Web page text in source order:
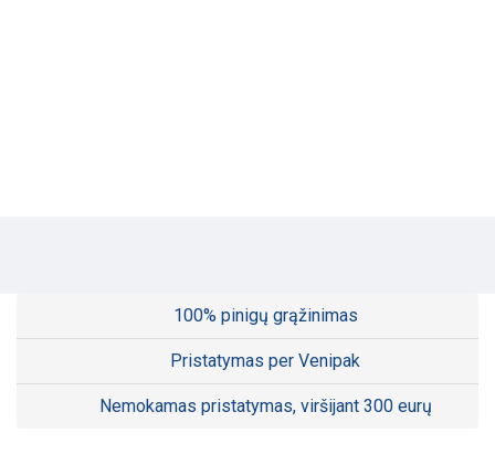
100% pinigų grąžinimas
Pristatymas per Venipak
Nemokamas pristatymas, viršijant 300 eurų